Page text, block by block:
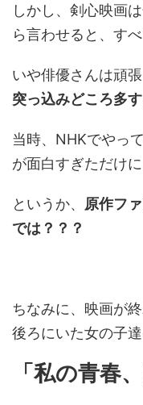
しかし、剣心映画
ら言わせると、す
いや俳優さんは頑
突っ込みどころ多す
当時、NHKでやっ
が面白すぎただけ
というか、 原作フ
では？？？
ちなみに、映画が
後ろにいた女の子達
「私の青春